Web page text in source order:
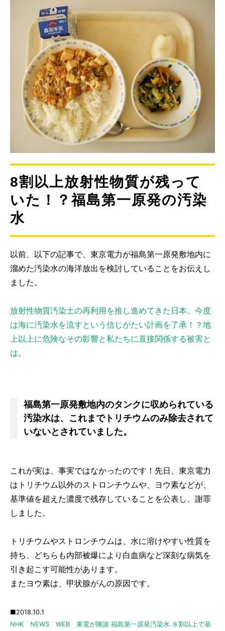
8割以上放射性物質が残って
いた！？福島第一原発の汚染
水
以前、以下の記事で、東京電力が福島第一原発敷地内に
溜めた汚染水の海洋放出を検討していることをお伝えし
ました。
放射性物質汚染土の再利用を推し進めてきた日本。今度
は海に汚染水を流すという信じがたい計画を了承！？地
上以上に危険なその影響と私たちに直接関係する被害と
は。
福島第一原発敷地内のタンクに収められている
汚染水は、これまでトリチウムのみ除去されて
いないとされていました。
これが実は、事実ではなかったのです！先日、東京電力
はトリチウム以外のストロンチウムや、ヨウ素などが、
基準値を超えた濃度で残存していることを公表し、謝罪
しました。
トリチウムやストロンチウムは、水に溶けやすい性質を
持ち、どちらも内部被爆により白血病など深刻な病気を
引き起こす可能性があります。
またヨウ素は、甲状腺がんの原因です。
■2018.10.1
NHK NEWS WEB 東電が陳謝 福島第一原発汚染水 ８割以上で基